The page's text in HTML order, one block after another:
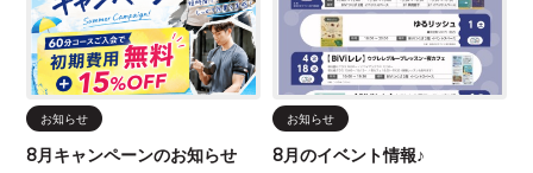
お知らせ
8月キャンペーンのお知らせ
お知らせ
8月のイベント情報♪